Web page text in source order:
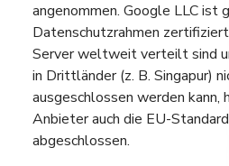
angenommen. Google LLC ist
Datenschutzrahmen
Server weltweit verteilt sind
in Drittländer (z. B. Singapur)
ausgeschlossen werden kann,
Anbieter auch die EU-
abgeschlossen.